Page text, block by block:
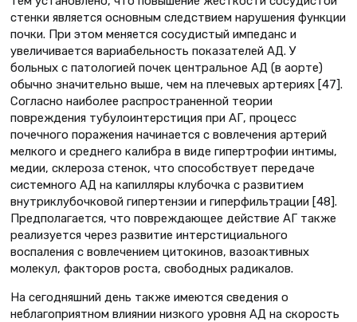
стенки является основным следствием нарушения функции
почки. При этом меняется сосудистый импеданс и
увеличивается вариабельность показателей АД. У
больных с патологией почек центральное АД (в аорте)
обычно значительно выше, чем на плечевых артериях [47].
Согласно наиболее распространенной теории
повреждения тубулоинтерстиция при АГ, процесс
почечного поражения начинается с вовлечения артерий
мелкого и среднего калибра в виде гипертрофии интимы,
медии, склероза стенок, что способствует передаче
системного АД на капилляры клубочка с развитием
внутриклубочковой гипертензии и гиперфильтрации [48].
Предполагается, что повреждающее действие АГ также
реализуется через развитие интерстициального
воспаления с вовлечением цитокинов, вазоактивных
молекул, факторов роста, свободных радикалов.
На сегодняшний день также имеются сведения о
неблагоприятном влиянии низкого уровня АД на скорость